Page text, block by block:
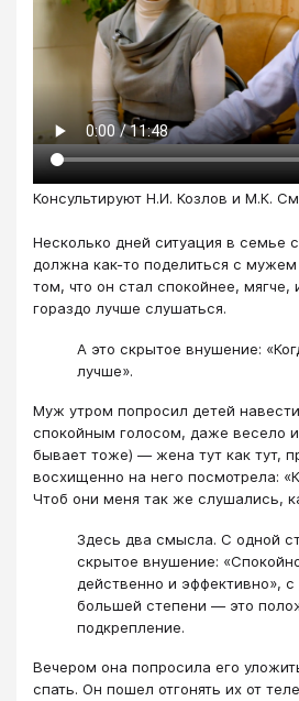
Консультируют Н.И. Козлов и М.К.
Несколько дней ситуация в семье
должна как-то поделиться с
том, что он стал спокойнее, мягче,
гораздо лучше слушаться.
А это скрытое внушение:
лучше».
Муж утром попросил детей
спокойным голосом, даже весело
бывает тоже) — жена тут как тут,
восхищенно на него посмотрела:
Чтоб они меня так же слушались,
Здесь два смысла. С одной
скрытое внушение:
действенно и эффективно»,
большей степени — это
подкрепление.
Вечером она попросила его
спать. Он пошел отгонять их от